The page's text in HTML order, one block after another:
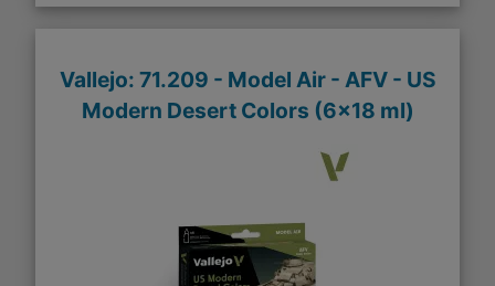
Vallejo: 71.209 - Model Air - AFV - US
Modern Desert Colors (6x18 ml)